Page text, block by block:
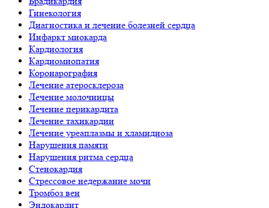
Гинекология
Диагностика и лечение болезней сердца
Инфаркт миокарда
Кардиология
Кардиомиопатия
Коронарография
Лечение атеросклероза
Лечение молочницы
Лечение перикардита
Лечение тахикардии
Лечение уреаплазмы и хламидиоза
Нарушения памяти
Нарушения ритма сердца
Стенокардия
Стрессовое недержание мочи
Тромбоз вен
Эндокардит